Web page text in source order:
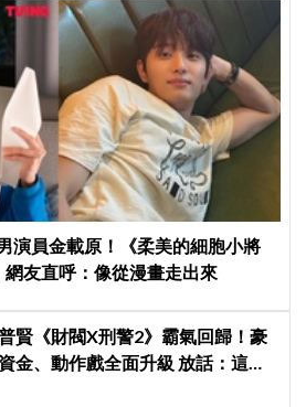
演員金載原！《柔美的細胞小將
友直呼：像從漫畫走出來
賢《財閥X刑警2》霸氣回歸！豪
金、動作戲全面升級 放話：這次